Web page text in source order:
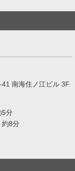
南海住ノ江ビル 3F
5分
約8分